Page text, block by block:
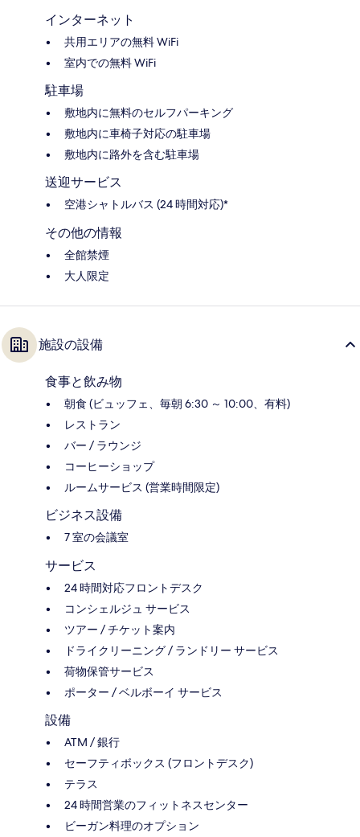
インターネット
共用エリアの無料 WiFi
室内での無料 WiFi
駐車場
敷地内に無料のセルフパーキング
敷地内に車椅子対応の駐車場
敷地内に路外を含む駐車場
送迎サービス
空港シャトルバス (24 時間対応)*
その他の情報
全館禁煙
大人限定
施設の設備
食事と飲み物
朝食 (ビュッフェ、毎朝 6:30 ～ 10:00、有料)
レストラン
バー / ラウンジ
コーヒーショップ
ルームサービス (営業時間限定)
ビジネス設備
7 室の会議室
サービス
24 時間対応フロントデスク
コンシェルジュ サービス
ツアー / チケット案内
ドライクリーニング / ランドリー サービス
荷物保管サービス
ポーター / ベルボーイ サービス
設備
ATM / 銀行
セーフティボックス (フロントデスク)
テラス
24 時間営業のフィットネスセンター
ビーガン料理のオプション